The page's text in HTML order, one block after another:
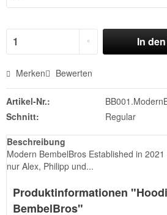
In den
Merken Bewerten
Artikel-Nr.:
Schnitt:
Regular
Beschreibung
Modern BembelBros Established in
nur Alex, Philipp und...
Produktinformationen
BembelBros"